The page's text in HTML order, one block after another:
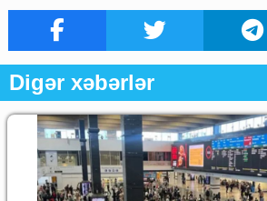
Digər xəbərlər